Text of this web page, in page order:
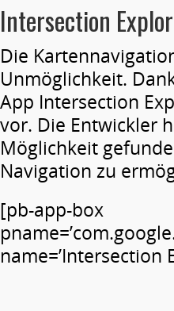
Intersection
Die
Unmöglichkeit.
App Intersection
vor. Die Entwickler
Möglichkeit
Navigation zu
[pb-app-box
name=’Intersection